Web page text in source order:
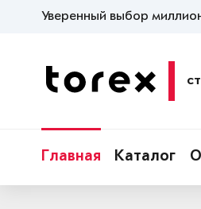
Уверенный выбор
Главная Каталог